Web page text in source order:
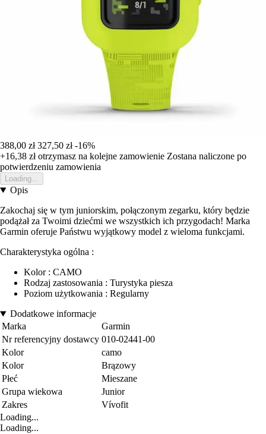
388,00 zł 327,50 zł -16%
+16,38 złotrzymasz na kolejne zamowienie Zostana naliczone po
potwierdzeniu zamowienia
Loading...
Opis
Zakochaj się w tym juniorskim, połączonym zegarku, który będzie
podążał za Twoimi dziećmi we wszystkich ich przygodach! Marka
Garmin oferuje Państwu wyjątkowy model z wieloma funkcjami.
Charakterystyka ogólna :
Kolor : CAMO
Rodzaj zastosowania : Turystyka piesza
Poziom użytkowania : Regularny
Dodatkowe informacje
Marka
Garmin
Nr referencyjny dostawcy 010-02441-00
Kolor
camo
Kolor
Brązowy
Płeć
Mieszane
Grupa wiekowa
Junior
Zakres
Vívofit
Loading...
Loading...